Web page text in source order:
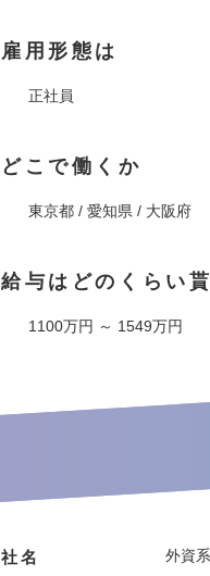
雇用形態は
正社員
どこで働くか
東京都 / 愛知県 / 大阪府
給与はどのくらい
1100万円 ～ 1549万円
社名 外資